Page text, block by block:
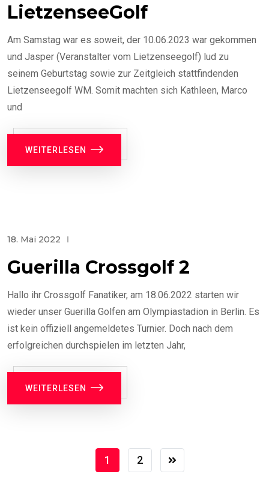
LietzenseeGolf
Am Samstag war es soweit, der 10.06.2023 war gekommen
und Jasper (Veranstalter vom Lietzenseegolf) lud zu
seinem Geburtstag sowie zur Zeitgleich stattfindenden
Lietzenseegolf WM. Somit machten sich Kathleen, Marco
und
WEITERLESEN
18. Mai 2022
Guerilla Crossgolf 2
Hallo ihr Crossgolf Fanatiker, am 18.06.2022 starten wir
wieder unser Guerilla Golfen am Olympiastadion in Berlin. Es
ist kein offiziell angemeldetes Turnier. Doch nach dem
erfolgreichen durchspielen im letzten Jahr,
WEITERLESEN
1 2